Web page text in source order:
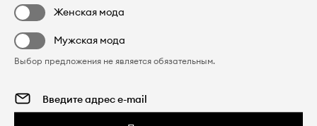
Женская мода
Мужская мода
Выбор предложения не является обязательным.